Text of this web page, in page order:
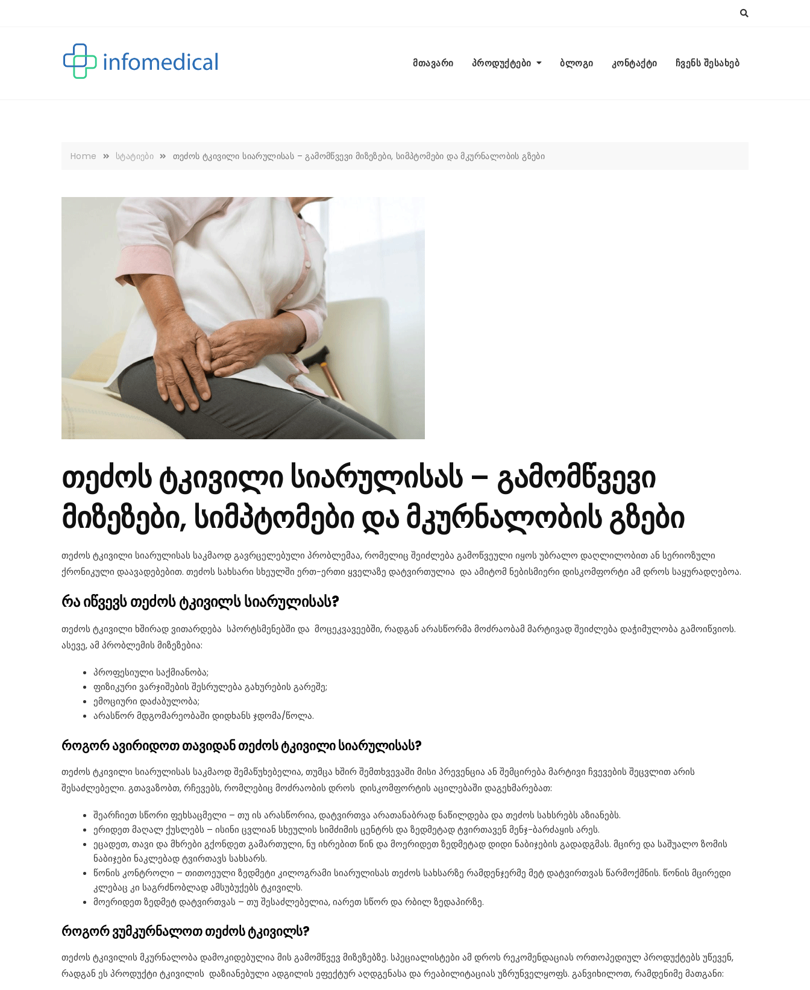
მთავარი პროდუქტები ბლოგი კონტაქტი ჩვენს შესახებ
Home სტატიები თეძოს ტკივილი სიარულისას – გამომწვევი მიზეზები, სიმპტომები და მკურნალობის გზები
თეძოს ტკივილი სიარულისას – გამომწვევი
მიზეზები, სიმპტომები და მკურნალობის გზები
თეძოს ტკივილი სიარულისას საკმაოდ გავრცელებული პრობლემაა, რომელიც შეიძლება გამოწვეული იყოს უბრალო დაღლილობით ან სერიოზული
ქრონიკული დაავადებებით. თეძოს სახსარი სხეულში ერთ-ერთი ყველაზე დატვირთულია და ამიტომ ნებისმიერი დისკომფორტი ამ დროს საყურადღებოა.
რა იწვევს თეძოს ტკივილს სიარულისას?
თეძოს ტკივილი ხშირად ვითარდება სპორტსმენებში და მოცეკვავეებში, რადგან არასწორმა მოძრაობამ მარტივად შეიძლება დაჭიმულობა გამოიწვიოს.
ასევე, ამ პრობლემის მიზეზებია:
პროფესიული საქმიანობა;
ფიზიკური ვარჯიშების შესრულება გახურების გარეშე;
ემოციური დაძაბულობა;
არასწორ მდგომარეობაში დიდხანს ჯდომა/წოლა.
როგორ ავირიდოთ თავიდან თეძოს ტკივილი სიარულისას?
თეძოს ტკივილი სიარულისას საკმაოდ შემაწუხებელია, თუმცა ხშირ შემთხვევაში მისი პრევენცია ან შემცირება მარტივი ჩვევების შეცვლით არის
შესაძლებელი. გთავაზობთ, რჩევებს, რომლებიც მოძრაობის დროს დისკომფორტის აცილებაში დაგეხმარებათ:
შეარჩიეთ სწორი ფეხსაცმელი – თუ ის არასწორია, დატვირთვა არათანაბრად ნაწილდება და თეძოს სახსრებს აზიანებს.
ერიდეთ მაღალ ქუსლებს – ისინი ცვლიან სხეულის სიმძიმის ცენტრს და ზედმეტად ტვირთავენ მენჯ-ბარძაყის არეს.
ეცადეთ, თავი და მხრები გქონდეთ გამართული, ნუ იხრებით წინ და მოერიდეთ ზედმეტად დიდი ნაბიჯების გადადგმას. მცირე და საშუალო ზომის
ნაბიჯები ნაკლებად ტვირთავს სახსარს.
წონის კონტროლი – თითოეული ზედმეტი კილოგრამი სიარულისას თეძოს სახსარზე რამდენჯერმე მეტ დატვირთვას წარმოქმნის. წონის მცირედი
კლებაც კი საგრძნობლად ამსუბუქებს ტკივილს.
მოერიდეთ ზედმეტ დატვირთვას – თუ შესაძლებელია, იარეთ სწორ და რბილ ზედაპირზე.
როგორ ვუმკურნალოთ თეძოს ტკივილს?
თეძოს ტკივილის მკურნალობა დამოკიდებულია მის გამომწვევ მიზეზებზე. სპეციალისტები ამ დროს რეკომენდაციას ორთოპედიულ პროდუქტებს უწევენ,
რადგან ეს პროდუქტი ტკივილის დაზიანებული ადგილის ეფექტურ აღდგენასა და რეაბილიტაციას უზრუნველყოფს. განვიხილოთ, რამდენიმე მათგანი: